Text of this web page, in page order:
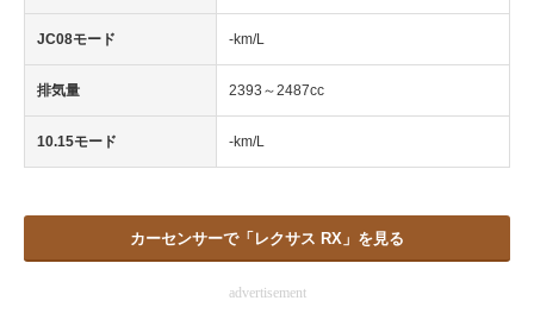
JC08モード -km/L
排気量 2393～2487cc
10.15モード -km/L
カーセンサーで「レクサス RX」を見る
advertisement